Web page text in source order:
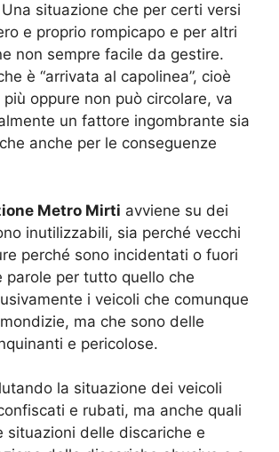
situazione che per certi versi
e proprio rompicapo e per altri
non sempre facile da gestire.
è “arrivata al capolinea”, cioè
oppure non può circolare, va
un fattore ingombrante sia
anche per le conseguenze
Metro Mirti avviene su dei
inutilizzabili, sia perché vecchi
perché sono incidentati o fuori
parole per tutto quello che
i veicoli che comunque
ma che sono delle
e pericolose.
la situazione dei veicoli
e rubati, ma anche quali
situazioni delle discariche e